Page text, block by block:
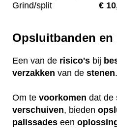
Grind/split
€
Opsluitbanden en
Een van de risico's bij
verzakken van de stenen.
Om te voorkomen dat de
verschuiven, bieden
palissades een